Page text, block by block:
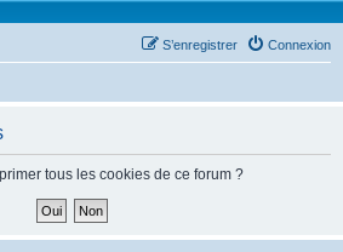
Connexion
S’enregistrer
tous les cookies de ce forum ?